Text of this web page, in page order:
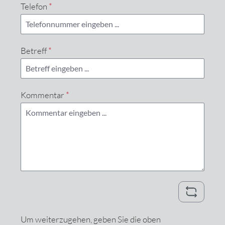
Telefon *
Betreff*
Kommentar *
Um weiterzugehen, geben Sie die oben